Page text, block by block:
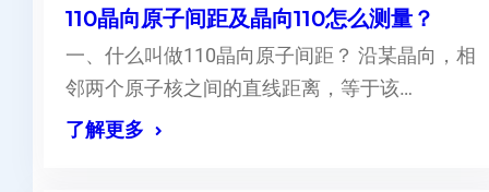
110晶向原子间距及晶向110怎么测量？
一、什么叫做110晶向原子间距？ 沿某晶向，相
邻两个原子核之间的直线距离，等于该…
了解更多